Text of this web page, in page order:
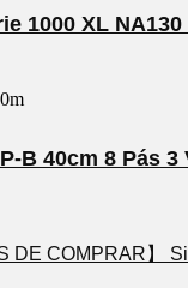
1000 XL
B 40cm 8 Pás